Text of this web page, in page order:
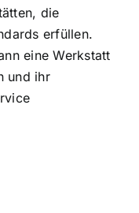
die
erfüllen.
eine Werkstatt
und ihr